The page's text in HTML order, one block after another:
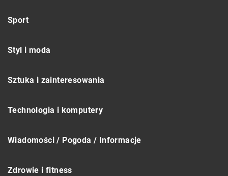
Sport
Styl i moda
Sztuka i zainteresowania
Technologia i komputery
Wiadomości / Pogoda / Informacje
Zdrowie i fitness